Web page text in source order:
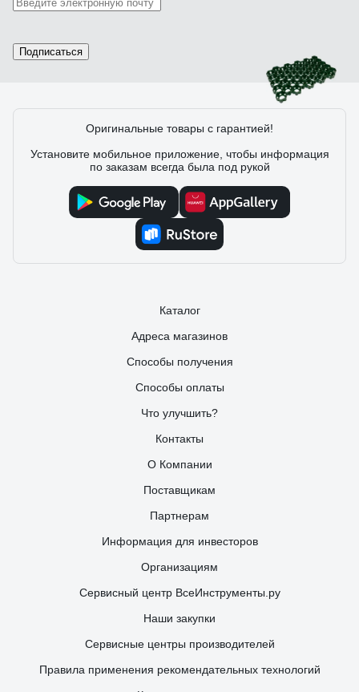
Соответствует описанию
Прочный пластик, хорошая геометрия
Подписаться
Оригинальные товары с гарантией!
Установите мобильное приложение, чтобы информация
по заказам всегда была под рукой
Каталог
Адреса магазинов
Способы получения
Способы оплаты
Что улучшить?
Контакты
О Компании
Поставщикам
Партнерам
Информация для инвесторов
Организациям
Сервисный центр ВсеИнструменты.ру
Наши закупки
Сервисные центры производителей
Правила применения рекомендательных технологий